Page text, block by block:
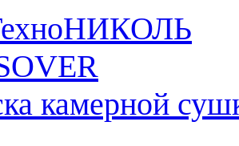
камерной